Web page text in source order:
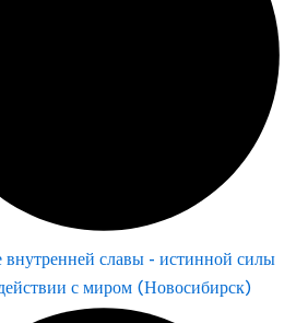
внутренней славы - истинной силы
с миром (Новосибирск)